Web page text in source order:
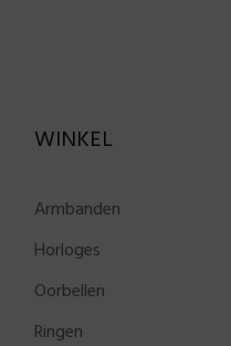
WINKEL
Armbanden
Horloges
Oorbellen
Ringen